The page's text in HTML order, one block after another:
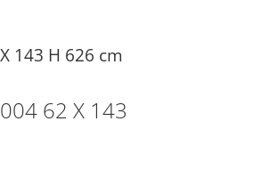
143 H 626 cm
62 X 143